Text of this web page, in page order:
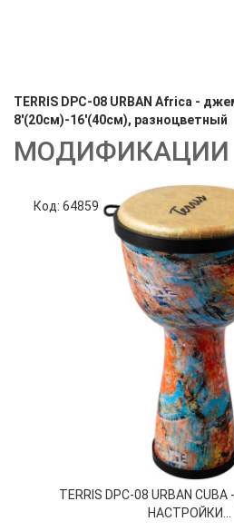
TERRIS DPC-08 URBAN Africa -
8'(20см)-16'(40см), разноцветный
МОДИФИКАЦИИ
Код: 64859
TERRIS DPC-08 URBAN
НАСТРОЙКИ...